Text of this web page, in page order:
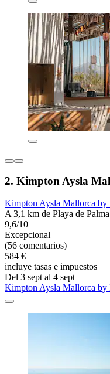
2. Kimpton Aysla
Kimpton Aysla Mallorca by
A 3,1 km de Playa de
9,6/10
Excepcional
(56 comentarios)
584 €
incluye tasas e impuestos
Del 3 sept al 4 sept
Kimpton Aysla Mallorca by